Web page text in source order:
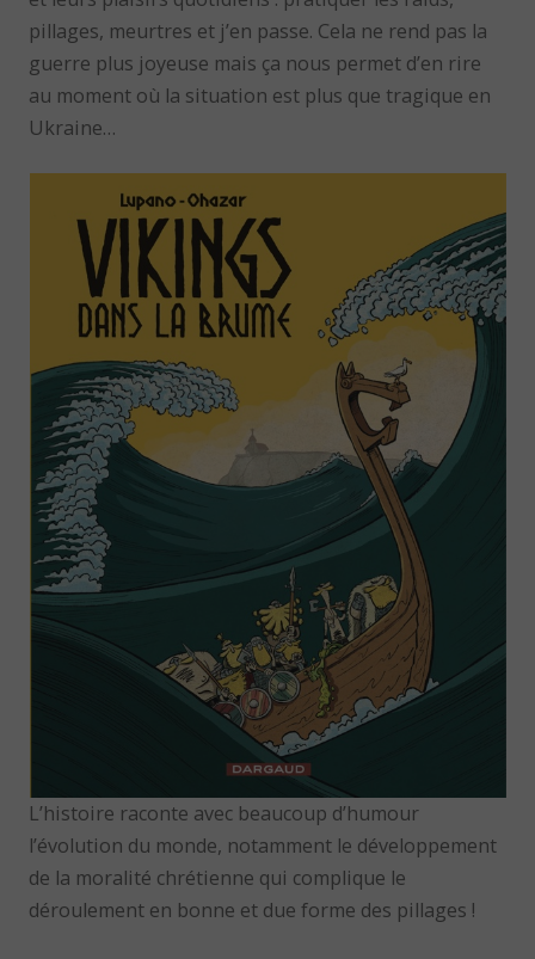
pillages, meurtres et j’en passe. Cela ne rend pas la
guerre plus joyeuse mais ça nous permet d’en rire
au moment où la situation est plus que tragique en
Ukraine…
L’histoire raconte avec beaucoup d’humour
l’évolution du monde, notamment le développement
de la moralité chrétienne qui complique le
déroulement en bonne et due forme des pillages !